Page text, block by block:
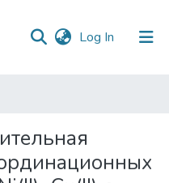
Log In (current)